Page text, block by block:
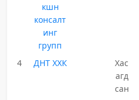
кшн
консалт
инг
групп
4 ДНТ ХХК
Хас
агд
сан